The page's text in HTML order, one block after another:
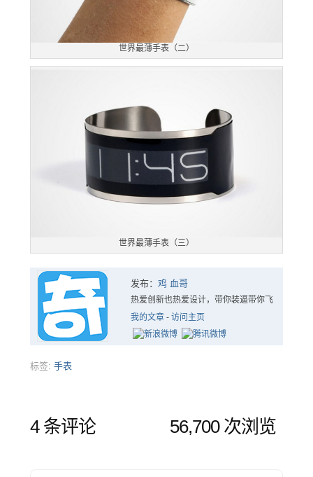
世界最薄手表（二）
世界最薄手表（三）
发布： 鸡 血哥
热爱创新也热爱设计，带你装逼带你飞
我的文章- 访问主页
标签: 手表
4 条评论 56,700 次浏览